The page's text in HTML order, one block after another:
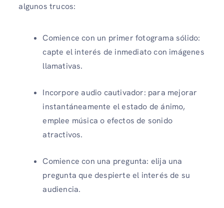
algunos trucos:
Comience con un primer fotograma sólido:
capte el interés de inmediato con imágenes
llamativas.
Incorpore audio cautivador: para mejorar
instantáneamente el estado de ánimo,
emplee música o efectos de sonido
atractivos.
Comience con una pregunta: elija una
pregunta que despierte el interés de su
audiencia.